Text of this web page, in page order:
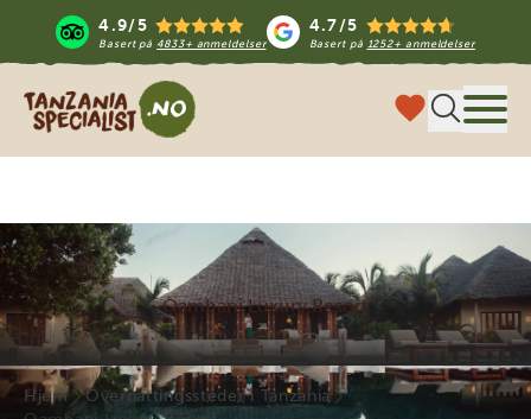
4.9/5
Basert på 4833+ anmeldelser
4.7/5
Basert på 1252+ anmeldelser
Tanzania Specialist
Qambani Luxury Resort
Hjem
Overnattingssteder i Tanzania